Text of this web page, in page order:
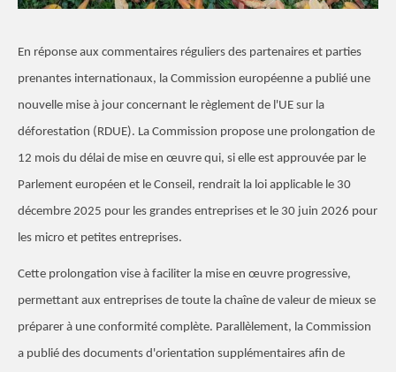
En réponse aux commentaires réguliers des partenaires et parties
prenantes internationaux, la Commission européenne a publié une
nouvelle mise à jour concernant le règlement de l'UE sur la
déforestation (RDUE). La Commission propose une prolongation de
12 mois du délai de mise en œuvre qui, si elle est approuvée par le
Parlement européen et le Conseil, rendrait la loi applicable le 30
décembre 2025 pour les grandes entreprises et le 30 juin 2026 pour
les micro et petites entreprises.
Cette prolongation vise à faciliter la mise en œuvre progressive,
permettant aux entreprises de toute la chaîne de valeur de mieux se
préparer à une conformité complète. Parallèlement, la Commission
a publié des documents d'orientation supplémentaires afin de